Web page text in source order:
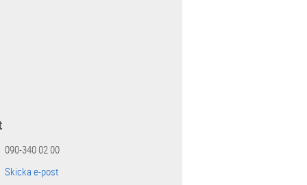
090-340 02 00
Skicka e-post